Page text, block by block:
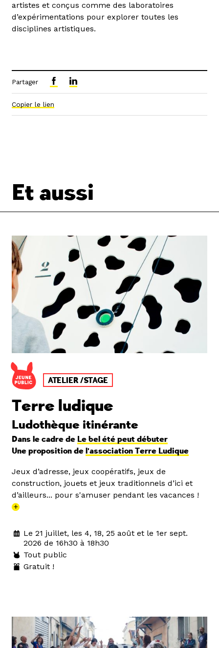
artistes et conçus comme des laboratoires
d’expérimentations pour explorer toutes les
disciplines artistiques.
Partager
Copier le lien
Et aussi
ATELIER /STAGE
Terre ludique
Ludothèque itinérante
Dans le cadre de Le bel été peut débuter
Une proposition de l'association Terre Ludique
Jeux d’adresse, jeux coopératifs, jeux de
construction, jouets et jeux traditionnels d’ici et
d’ailleurs... pour s'amuser pendant les vacances !
+
Le 21 juillet, les 4, 18, 25 août et le 1er sept.
2026 de 16h30 à 18h30
Tout public
Gratuit !